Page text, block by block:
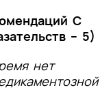
С
– 5)
нет